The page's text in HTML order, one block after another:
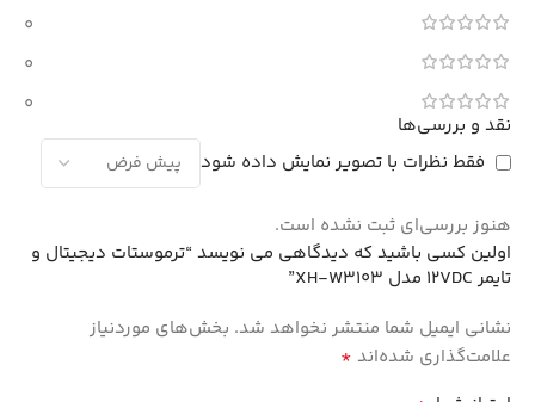
0
0
0
نقد و بررسی‌ها
فقط نظرات با تصویر نمایش داده شود
هنوز بررسی‌ای ثبت نشده است.
اولین کسی باشید که دیدگاهی می نویسد “ترموستات دیجیتال و
تایمر 12VDC مدل XH-W3103”
نشانی ایمیل شما منتشر نخواهد شد. بخش‌های موردنیاز
علامت‌گذاری شده‌اند *